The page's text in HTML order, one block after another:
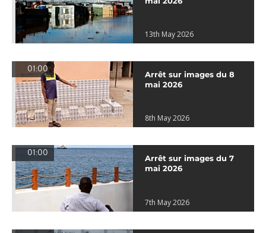
13th May 2026
01:00
Arrêt sur images du 8
mai 2026
8th May 2026
01:00
Arrêt sur images du 7
mai 2026
7th May 2026